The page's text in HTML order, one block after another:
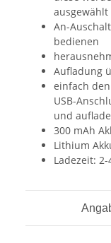
ausgewählt
An-
bedienen
Aufladung
einfach
USB-
und
300 mAh
Lithium
Ladezeit: